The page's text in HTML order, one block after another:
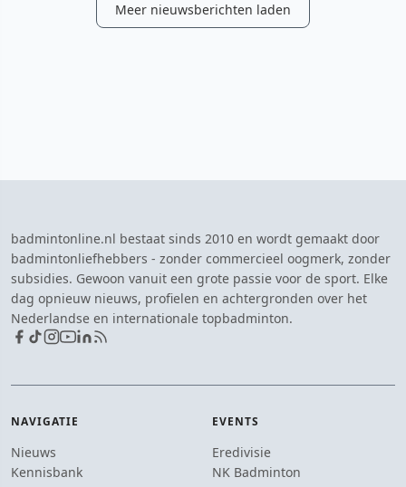
Meer nieuwsberichten laden
badmintonline.nl bestaat sinds 2010 en wordt gemaakt door
badmintonliefhebbers - zonder commercieel oogmerk, zonder
subsidies. Gewoon vanuit een grote passie voor de sport. Elke
dag opnieuw nieuws, profielen en achtergronden over het
Nederlandse en internationale topbadminton.
NAVIGATIE
Nieuws
Kennisbank
EVENTS
Eredivisie
NK Badminton